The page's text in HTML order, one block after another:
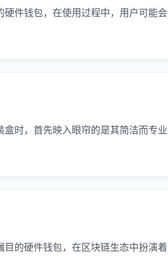
件钱包，在使用过程中，用户可能会
时，首先映入眼帘的是其简洁而专业
的硬件钱包，在区块链生态中扮演着